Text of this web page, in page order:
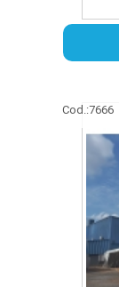
Cod.:7666